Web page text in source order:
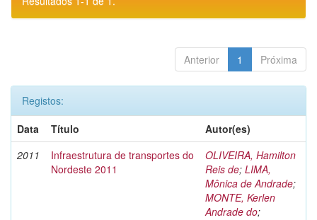
Anterior 1 Próxima
Registos:
Data
Título
Autor(es)
2011
Infraestrutura de transportes do
Nordeste 2011
OLIVEIRA, Hamilton
Reis de; LIMA,
Mônica de Andrade;
MONTE, Kerlen
Andrade do;